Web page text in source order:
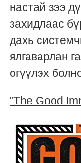
настай зээ
захидлаас
дахь
ялгаварлан
өгүүлэх
"The Good